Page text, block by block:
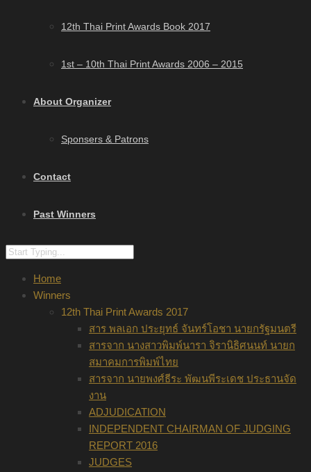
12th Thai Print Awards Book 2017
1st – 10th Thai Print Awards 2006 – 2015
About Organizer
Sponsers & Patrons
Contact
Past Winners
Home
Winners
12th Thai Print Awards 2017
สาร พลเอก ประยุทธ์ จันทร์โอชา นายกรัฐมนตรี
สารจาก นางสาวพิมพ์นารา จิรานิธิศนนท์ นายก
สมาคมการพิมพ์ไทย
สารจาก นายพงศ์ธีระ พัฒนพีระเดช ประธานจัด
งาน
ADJUDICATION
INDEPENDENT CHAIRMAN OF JUDGING
REPORT 2016
JUDGES